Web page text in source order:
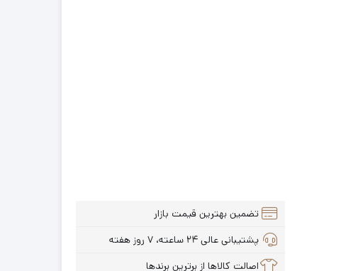
تضمین بهترین قیمت بازار
پشتیبانی عالی ۲۴ ساعته، ۷ روز هفته
اصالت کالاها از برترین برندها